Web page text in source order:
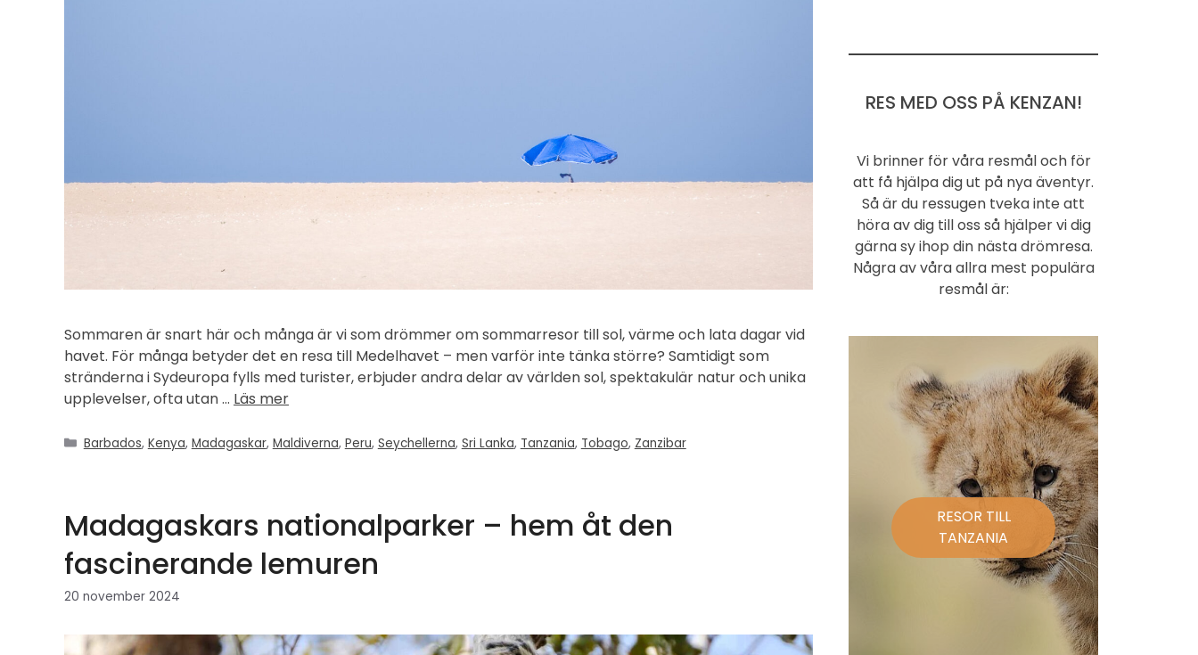
Sommaren är snart här och många är vi som drömmer om sommarresor till sol, värme och lata dagar vid
havet. För många betyder det en resa till Medelhavet – men varför inte tänka större? Samtidigt som
stränderna i Sydeuropa fylls med turister, erbjuder andra delar av världen sol, spektakulär natur och unika
upplevelser, ofta utan … Läs mer
Kategorier
Barbados, Kenya, Madagaskar, Maldiverna, Peru, Seychellerna, Sri Lanka, Tanzania, Tobago, Zanzibar
Madagaskars nationalparker – hem åt den
fascinerande lemuren
20 november 2024
RES MED OSS PÅ KENZAN!
Vi brinner för våra resmål och för
att få hjälpa dig ut på nya äventyr.
Så är du ressugen tveka inte att
höra av dig till oss så hjälper vi dig
gärna sy ihop din nästa drömresa.
Några av våra allra mest populära
resmål är:
RESOR TILL
TANZANIA